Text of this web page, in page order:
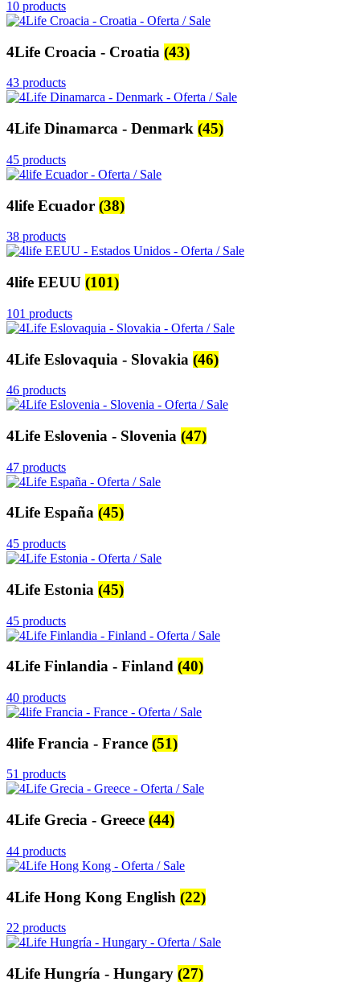
10 products
4Life Croacia - Croatia (43)
43 products
4Life Dinamarca - Denmark (45)
45 products
4life Ecuador (38)
38 products
4life EEUU (101)
101 products
4Life Eslovaquia - Slovakia (46)
46 products
4Life Eslovenia - Slovenia (47)
47 products
4Life España (45)
45 products
4Life Estonia (45)
45 products
4Life Finlandia - Finland (40)
40 products
4life Francia - France (51)
51 products
4Life Grecia - Greece (44)
44 products
4Life Hong Kong English (22)
22 products
4Life Hungría - Hungary (27)